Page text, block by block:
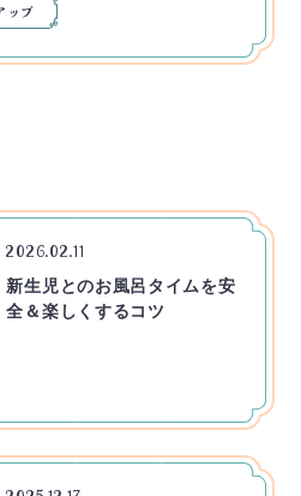
ップ
2026.02.11
新生児とのお風呂タイムを安
全＆楽しくするコツ